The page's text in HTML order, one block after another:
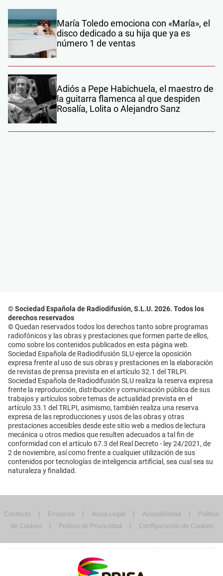
María Toledo emociona con «María», el
disco dedicado a su hija que ya es
número 1 de ventas
Adiós a Pepe Habichuela, el maestro de
la guitarra flamenca al que despiden
Rosalía, Lolita o Alejandro Sanz
© Sociedad Española de Radiodifusión, S.L.U. 2026. Todos los
derechos reservados
© Quedan reservados todos los derechos tanto sobre programas
radiofónicos y las obras y prestaciones que formen parte de ellos,
como sobre los contenidos publicados en esta página web.
Sociedad Española de Radiodifusión SLU ejerce la oposición
expresa frente al uso de sus obras y prestaciones en la elaboración
de revistas de prensa prevista en el artículo 32.1 del TRLPI.
Sociedad Española de Radiodifusión SLU realiza la reserva expresa
frente la reproducción, distribución y comunicación pública de sus
trabajos y artículos sobre temas de actualidad prevista en el
artículo 33.1 del TRLPI, asimismo, también realiza una reserva
expresa de las reproducciones y usos de las obras y otras
prestaciones accesibles desde este sitio web a medios de lectura
mecánica u otros medios que resulten adecuados a tal fin de
conformidad con el artículo 67.3 del Real Decreto - ley 24/2021, de
2 de noviembre, así como frente a cualquier utilización de sus
contenidos por tecnologías de inteligencia artificial, sea cual sea su
naturaleza y finalidad.
Contacta Emisoras Aviso Legal Accesibilidad
Política
de Cookies
Política de Privacidad Configuración de Cookies